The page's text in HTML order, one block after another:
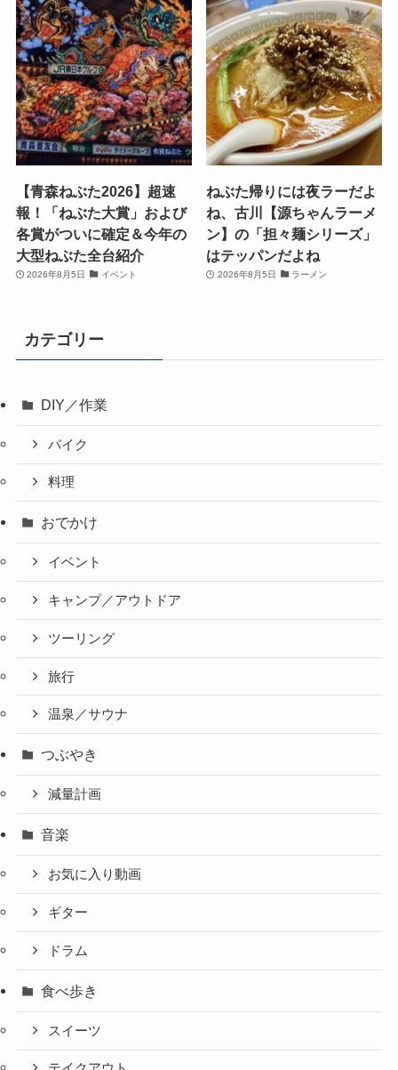
【青森ねぶた2026】超速
報！「ねぶた大賞」および
各賞がついに確定＆今年の
大型ねぶた全台紹介
2026年8月5日 イベント
ねぶた帰りには夜ラーだよ
ね、古川【源ちゃんラーメ
ン】の「担々麺シリーズ」
はテッパンだよね
2026年8月5日 ラーメン
カテゴリー
DIY／作業
バイク
料理
おでかけ
イベント
キャンプ／アウトドア
ツーリング
旅行
温泉／サウナ
つぶやき
減量計画
音楽
お気に入り動画
ギター
ドラム
食べ歩き
スイーツ